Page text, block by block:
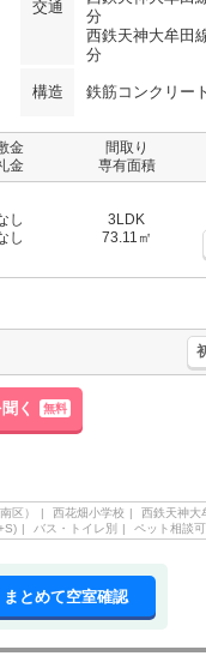
交通
分
西鉄天神大牟田
分
構造 鉄筋コンクリー
金
金
間取り
専有面積
し
し
3LDK
73.11㎡
く 無料
区） 西花畑小学校 西鉄天神大
バス・トイレ別 ペット相談可
まとめて空室確認